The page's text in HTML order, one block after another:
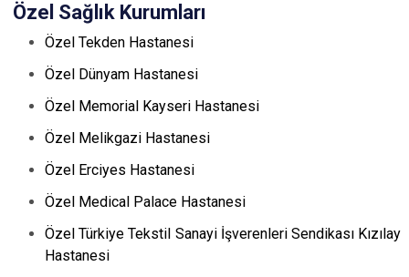
Özel Sağlık Kurumları
Özel Tekden Hastanesi
Özel Dünyam Hastanesi
Özel Memorial Kayseri Hastanesi
Özel Melikgazi Hastanesi
Özel Erciyes Hastanesi
Özel Medical Palace Hastanesi
Özel Türkiye Tekstil Sanayi İşverenleri Sendikası Kızılay
Hastanesi